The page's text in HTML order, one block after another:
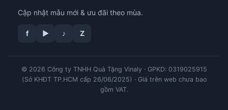
Cập nhật mẫu mới & ưu đãi theo mùa.
f ▶ ♪ Z
© 2026 Công ty TNHH Quà Tặng Vinaly · GPKD: 0319025915
(Sở KHĐT TP.HCM cấp 26/06/2025) · Giá trên web chưa bao
gồm VAT.
tư vấn công nghệ in